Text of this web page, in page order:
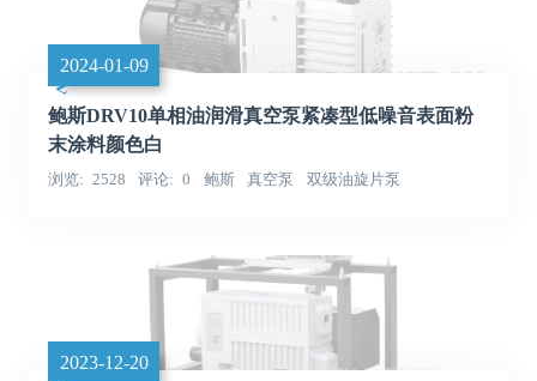
2024-01-09
鲍斯DRV10单相油润滑真空泵紧凑型低噪音表面粉
末涂料颜色白
浏览 2528 评论 0 鲍斯 真空泵 双级油旋片泵
2023-12-20